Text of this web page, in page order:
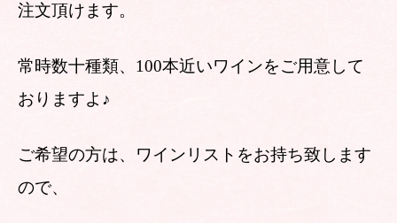
注文頂けます。
常時数十種類、100本近いワインをご用意して
おりますよ♪
ご希望の方は、ワインリストをお持ち致します
ので、